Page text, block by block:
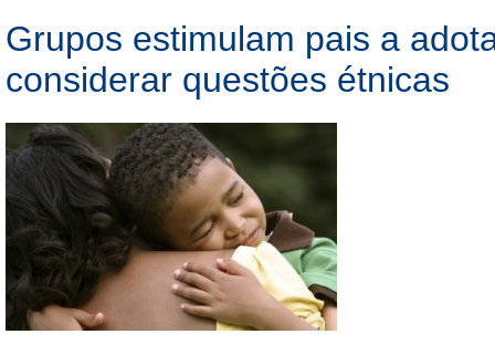
Grupos estimulam pais a
considerar questões étnicas